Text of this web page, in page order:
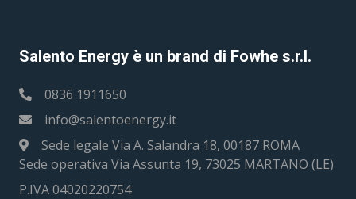
Salento Energy è un brand di Fowhe s.r.l.
0836 1911650
info@salentoenergy.it
Sede legale Via A. Salandra 18, 00187 ROMA
Sede operativa Via Assunta 19, 73025 MARTANO (LE)
P.IVA 04020220754